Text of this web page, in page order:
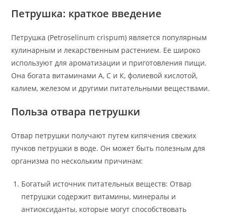
Петрушка: краткое введение
Петрушка (Petroselinum crispum) является популярным
кулинарным и лекарственным растением. Ее широко
используют для ароматизации и приготовления пищи.
Она богата витаминами А, С и К, фолиевой кислотой,
калием, железом и другими питательными веществами.
Польза отвара петрушки
Отвар петрушки получают путем кипячения свежих
пучков петрушки в воде. Он может быть полезным для
организма по нескольким причинам:
Богатый источник питательных веществ: Отвар
петрушки содержит витамины, минералы и
антиоксиданты, которые могут способствовать